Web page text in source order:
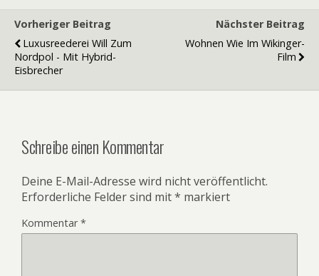
Vorheriger Beitrag
Luxusreederei Will Zum
Nordpol - Mit Hybrid-
Eisbrecher
Nächster Beitrag
Wohnen Wie Im Wikinger-
Film
Schreibe einen Kommentar
Deine E-Mail-Adresse wird nicht veröffentlicht.
Erforderliche Felder sind mit* markiert
Kommentar*